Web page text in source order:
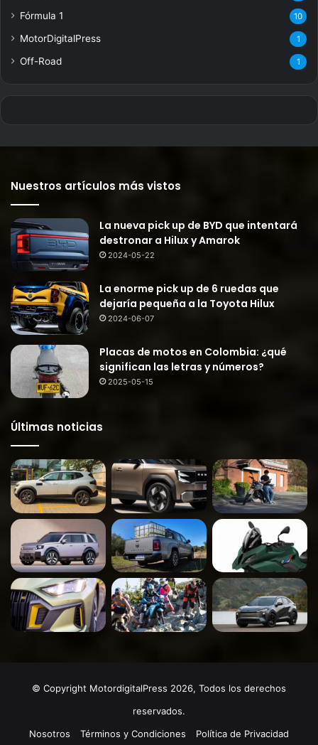
Fórmula 1 10
MotorDigitalPress 1
Off-Road 1
Nuestros artículos más vistos
La nueva pick up de BYD que intentará
destronar a Hilux y Amarok
2024-05-22
La enorme pick up de 6 ruedas que
dejaría pequeña a la Toyota Hilux
2024-06-07
Placas de motos en Colombia: ¿qué
significan las letras y números?
2025-05-15
Últimas noticias
© Copyright MotordigitalPress 2026, Todos los derechos
reservados.
Nosotros
Términos y Condiciones Política de Privacidad